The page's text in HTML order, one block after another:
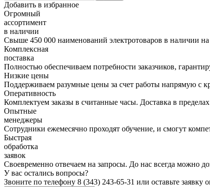
Добавить в избранное
Огромный
ассортимент
в наличии
Свыше 450 000 наименований электротоваров в наличии на
Комплексная
поставка
Полностью обеспечиваем потребности заказчиков,
Низкие цены
Поддерживаем разумные цены за счет работы напрямую с
Оперативность
Комплектуем заказы в считанные часы. Доставка в
Опытные
менеджеры
Сотрудники ежемесячно проходят обучение, и смогут
Быстрая
обработка
заявок
Своевременно отвечаем на запросы. До нас всегда можно
У вас остались вопросы?
Звоните по телефону 8 (343) 243-65-31 или оставьте заявку